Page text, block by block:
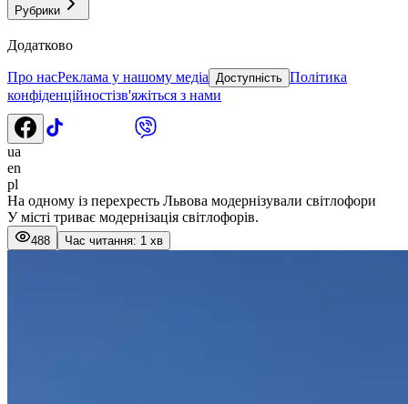
Рубрики
Додатково
Про насРеклама у нашому медіа Доступність Політика
конфіденційностізв'яжіться з нами
ua
en
pl
На одному із перехресть Львова модернізували світлофори
У місті триває модернізація світлофорів.
488 Час читання: 1 хв